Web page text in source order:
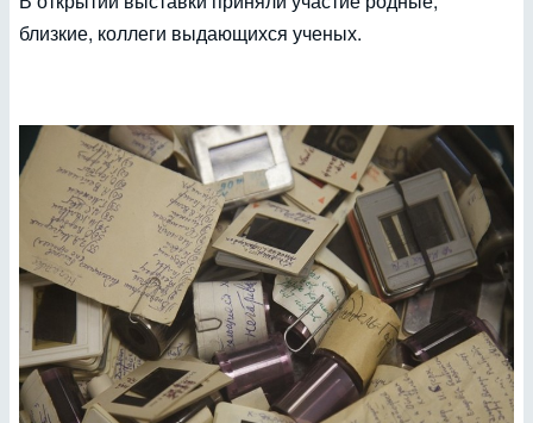
близкие, коллеги выдающихся ученых.